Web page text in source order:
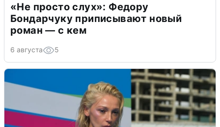
«Не просто слух»: Федору
Бондарчуку приписывают новый
роман — с кем
6 августа 5